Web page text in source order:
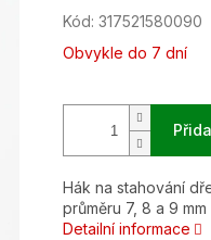
Měrná
cena:
Kód: 317521580090
Obvykle do 7 dní
Hák na stahování
průměru 7, 8 a 9 mm
Detailní informace